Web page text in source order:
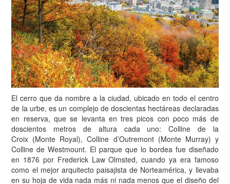
El cerro que da nombre a la ciudad, ubicado en todo el centro
de la urbe, es un complejo de doscientas hectáreas declaradas
en reserva, que se levanta en tres picos con poco más de
doscientos metros de altura cada uno: Colline de la
Croix (Monte Royal), Colline d’Outremont (Monte Murray) y
Colline de Westmount. El parque que lo bordea fue diseñado
en 1876 por Frederick Law Olmsted, cuando ya era famoso
como el mejor arquitecto paisajista de Norteamérica, y llevaba
en su hoja de vida nada más ni nada menos que el diseño del